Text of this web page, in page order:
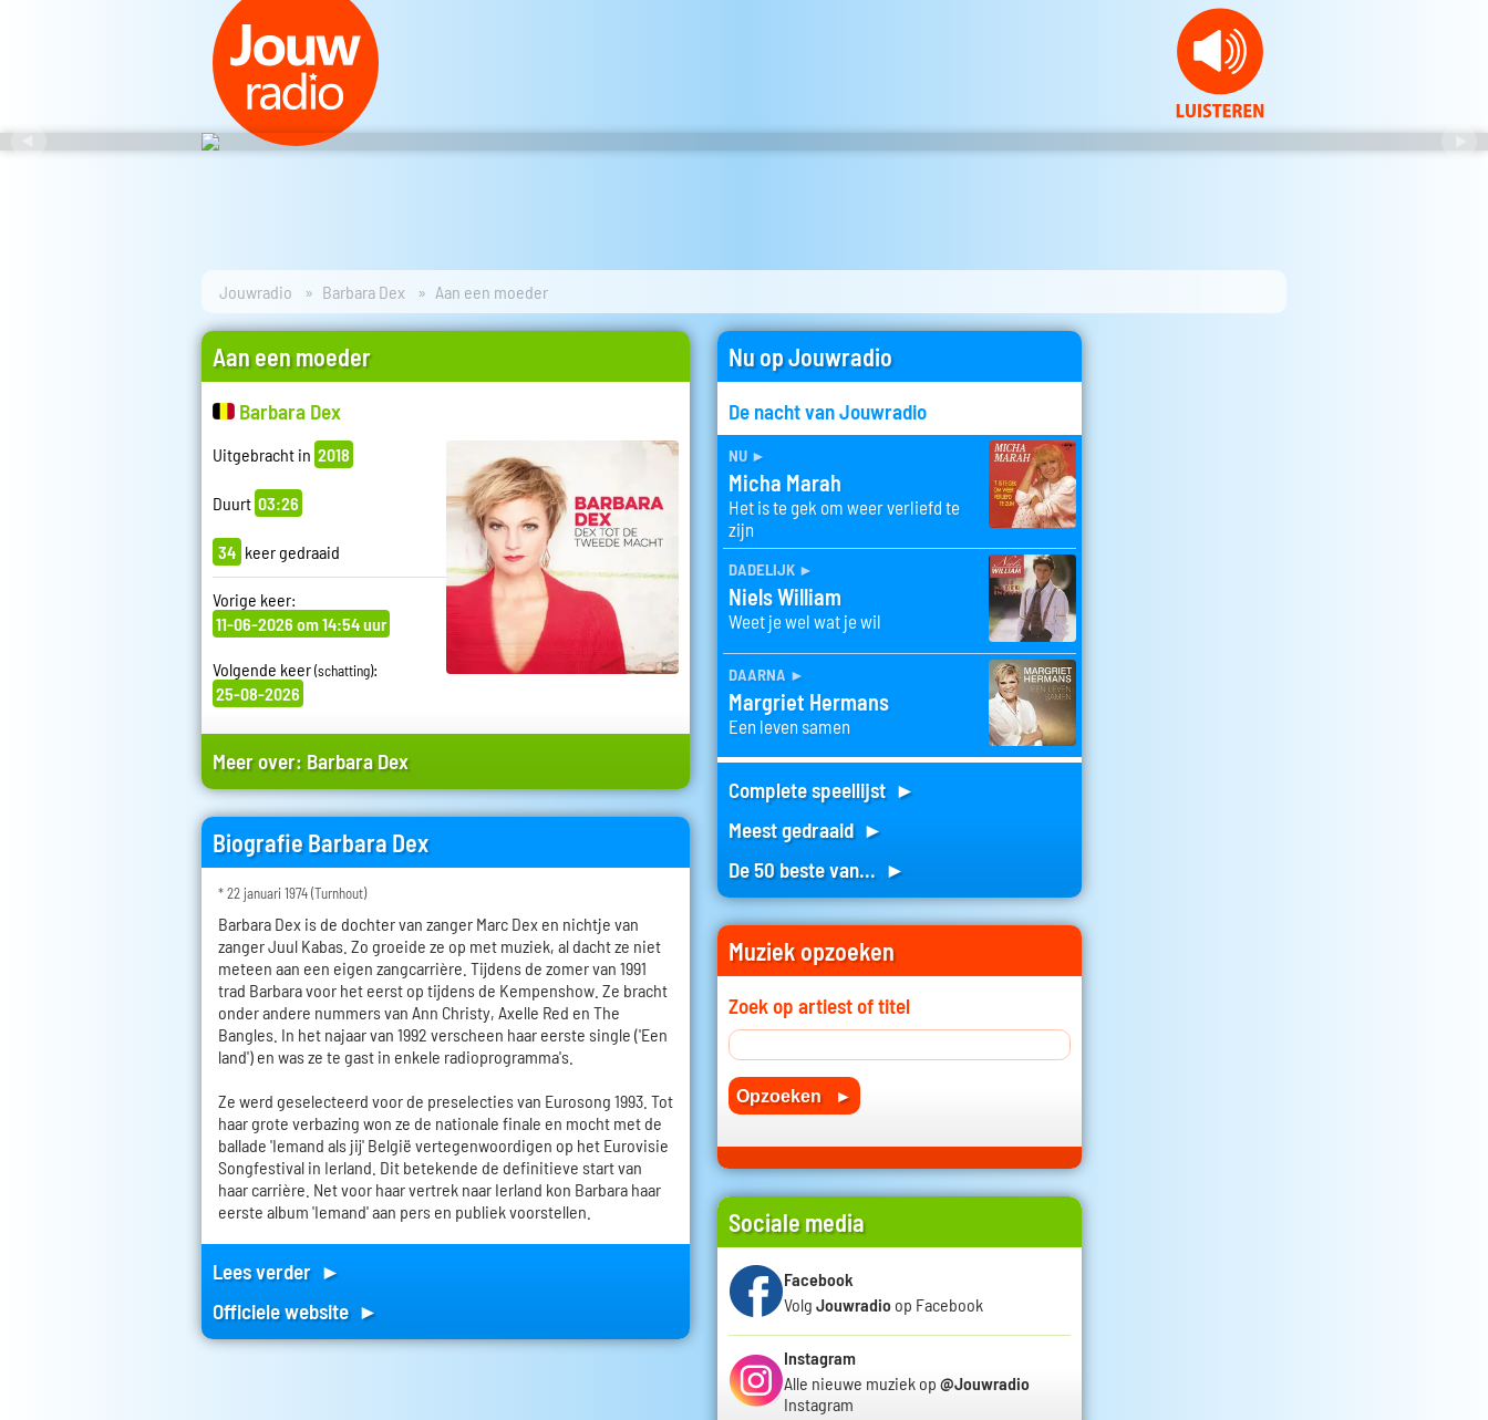
Jouwradio Barbara Dex Aan een moeder
Aan een moeder
Barbara Dex
Uitgebracht in 2018
Duurt 03:26
34 keer gedraaid
Vorige keer:
11-06-2026 om 14:54 uur
Volgende keer(schatting):
25-08-2026
Meer over: Barbara Dex
Biografie Barbara Dex
* 22 januari 1974 (Turnhout)
Barbara Dex is de dochter van zanger Marc Dex en nichtje van
zanger Juul Kabas. Zo groeide ze op met muziek, al dacht ze niet
meteen aan een eigen zangcarrière. Tijdens de zomer van 1991
trad Barbara voor het eerst op tijdens de Kempenshow. Ze bracht
onder andere nummers van Ann Christy, Axelle Red en The
Bangles. In het najaar van 1992 verscheen haar eerste single ('Een
land') en was ze te gast in enkele radioprogramma's.
Ze werd geselecteerd voor de preselecties van Eurosong 1993. Tot
haar grote verbazing won ze de nationale finale en mocht met de
ballade 'Iemand als jij' België vertegenwoordigen op het Eurovisie
Songfestival in Ierland. Dit betekende de definitieve start van
haar carrière. Net voor haar vertrek naar Ierland kon Barbara haar
eerste album 'Iemand' aan pers en publiek voorstellen.
Lees verder ►
Officiele website ►
Nu op Jouwradio
De nacht van Jouwradio
nu ►
Micha Marah
Het is te gek om weer verliefd te
zijn
dadelijk ►
Niels William
Weet je wel wat je wil
daarna ►
Margriet Hermans
Een leven samen
Complete speellijst ►
Meest gedraaid ►
De 50 beste van... ►
Muziek opzoeken
Zoek op artiest of titel
Sociale media
Facebook
Volg Jouwradio op Facebook
Instagram
Alle nieuwe muziek op @Jouwradio
Instagram